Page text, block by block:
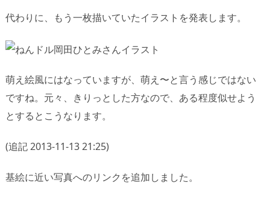
代わりに、もう一枚描いていたイラストを発表します。
萌え絵風にはなっていますが、萌え〜と言う感じではない
ですね。元々、きりっとした方なので、ある程度似せよう
とするとこうなります。
(追記 2013-11-13 21:25)
基絵に近い写真へのリンクを追加しました。